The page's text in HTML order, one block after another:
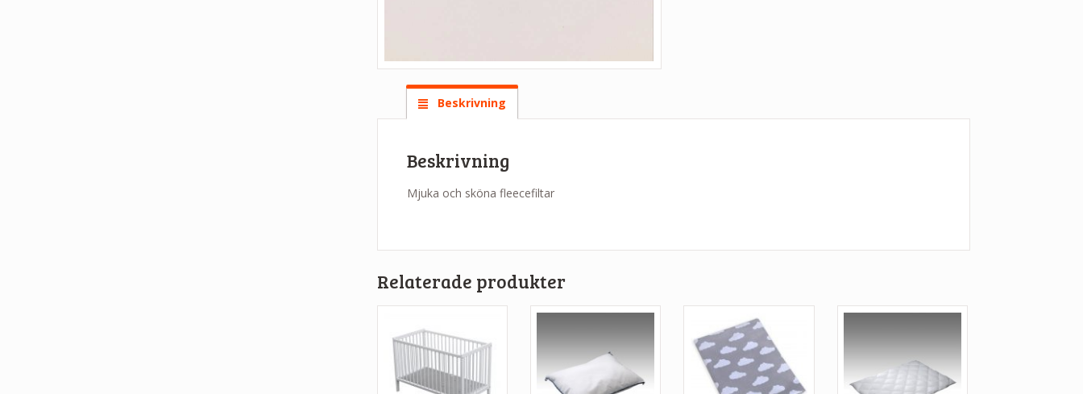
Beskrivning
Beskrivning
Mjuka och sköna fleecefiltar
Relaterade produkter